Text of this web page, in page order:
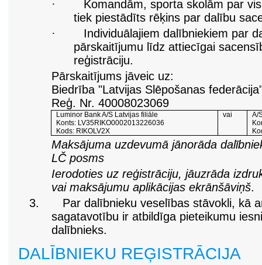
·
Komandām, sporta skolām par
tiek piestādīts rēķins par dalību
·
Individuālajiem dalībniekiem par
pārskaitījumu līdz attiecīgai
reģistrāciju.
Pārskaitījums jāveic uz:
Biedrība "Latvijas Slēpošanas
Reģ. Nr. 40008023069
Luminor Bank A/S Latvijas filiāle
Konts: LV35RIKO0002013226036
Kods: RIKOLV2X
vai
A/
Maksājuma uzdevumā jānorāda
LČ posms
Ierodoties uz reģistrāciju, jāuzrāda
vai maksājumu aplikācijas ekrānšāviņš.
3.
Par dalībnieku veselības stāvokli, kā
sagatavotību ir atbildīga pieteikumu
dalībnieks.
DALĪBNIEKU REĢISTRĀCIJA